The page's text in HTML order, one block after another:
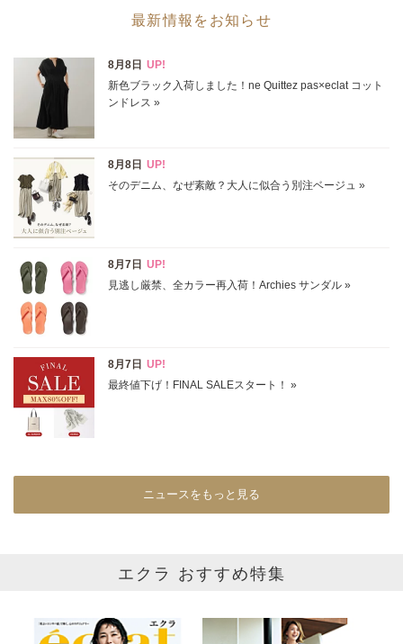
カラー
ホワイト
ベージュ
イエロー
パープル
最新情報をお知らせ
ニュースをもっと見る
エクラ おすすめ特集